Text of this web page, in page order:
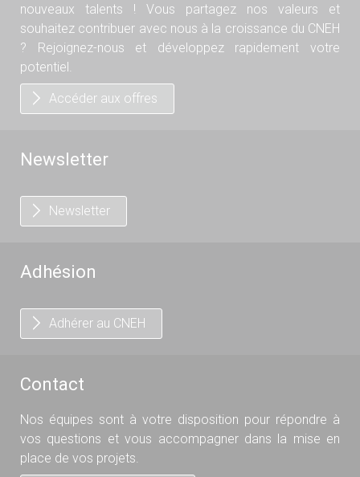
nouveaux talents ! Vous partagez nos valeurs et
souhaitez contribuer avec nous à la croissance du CNEH
? Rejoignez-nous et développez rapidement votre
potentiel.
Accéder aux offres
Newsletter
Newsletter
Adhésion
Adhérer au CNEH
Contact
Nos équipes sont à votre disposition pour répondre à
vos questions et vous accompagner dans la mise en
place de vos projets.